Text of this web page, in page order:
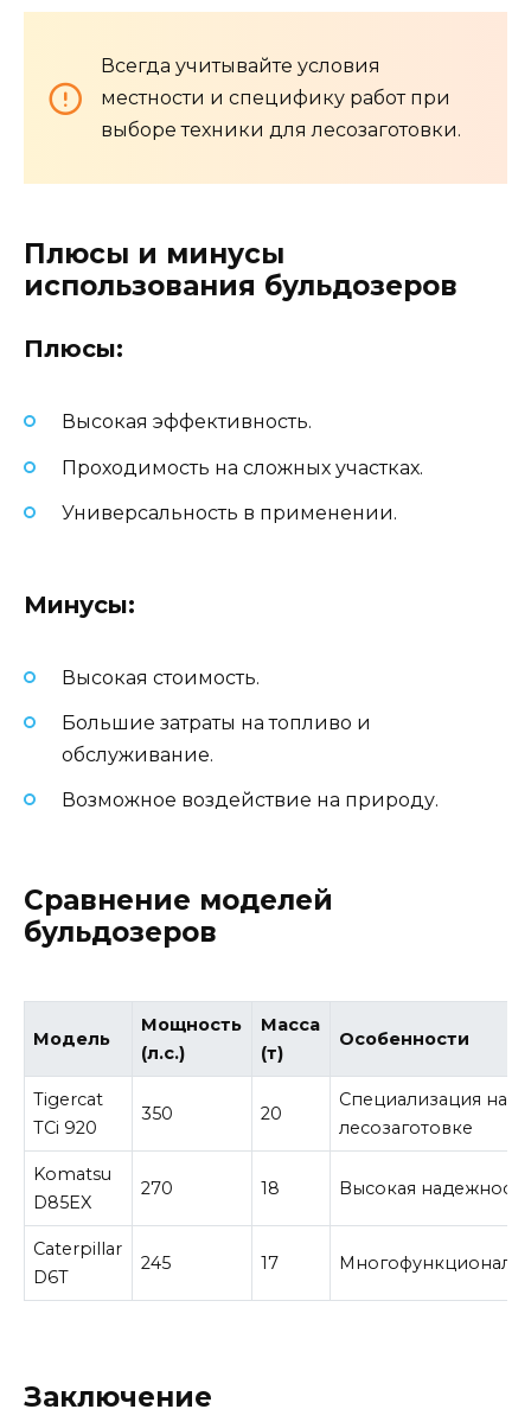
Всегда учитывайте условия
местности и специфику работ при
выборе техники для лесозаготовки.
Плюсы и минусы
использования бульдозеров
Плюсы:
Высокая эффективность.
Проходимость на сложных участках.
Универсальность в применении.
Минусы:
Высокая стоимость.
Большие затраты на топливо и
обслуживание.
Возможное воздействие на природу.
Сравнение моделей
бульдозеров
Модель
Мощность
(л.с.)
Масса
(т)
Особенности
Tigercat
TCi 920
350 20
Специализация на
лесозаготовке
Komatsu
D85EX
270 18 Высокая надежность
Caterpillar
D6T
245 17
Заключение